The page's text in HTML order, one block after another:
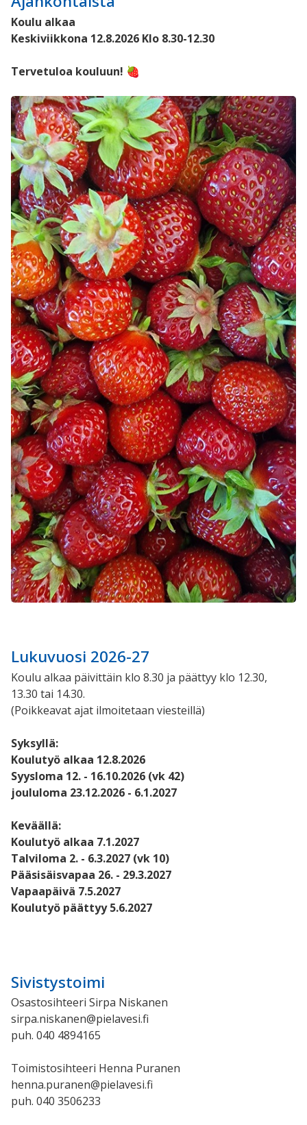
Koulu alkaa
Keskiviikkona 12.8.2026 Klo 8.30-12.30
Tervetuloa kouluun! 🍓
Lukuvuosi 2026-27
Koulu alkaa päivittäin klo 8.30 ja päättyy klo 12.30,
13.30 tai 14.30.
(Poikkeavat ajat ilmoitetaan viesteillä)
Syksyllä:
Koulutyö alkaa 12.8.2026
Syysloma 12. - 16.10.2026 (vk 42)
joululoma 23.12.2026 - 6.1.2027
Keväällä:
Koulutyö alkaa 7.1.2027
Talviloma 2. - 6.3.2027 (vk 10)
Pääsisäisvapaa 26. - 29.3.2027
Vapaapäivä 7.5.2027
Koulutyö päättyy 5.6.2027
Sivistystoimi
Osastosihteeri Sirpa Niskanen
sirpa.niskanen@pielavesi.fi
puh. 040 4894165
Toimistosihteeri Henna Puranen
henna.puranen@pielavesi.fi
puh. 040 3506233